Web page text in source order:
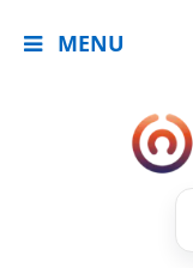
MENU